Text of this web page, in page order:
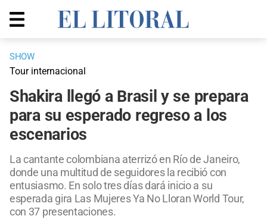
SHOW
Tour internacional
Shakira llegó a Brasil y se prepara
para su esperado regreso a los
escenarios
La cantante colombiana aterrizó en Río de Janeiro,
donde una multitud de seguidores la recibió con
entusiasmo. En solo tres días dará inicio a su
esperada gira Las Mujeres Ya No Lloran World Tour,
con 37 presentaciones.